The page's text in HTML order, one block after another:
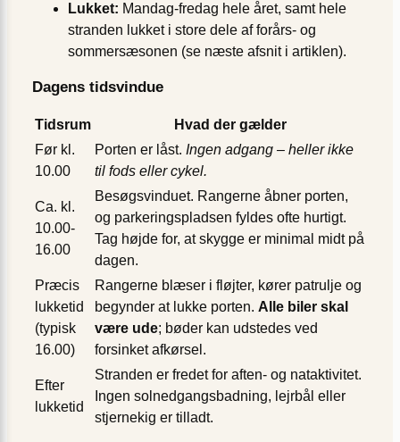
Lukket: Mandag-fredag hele året, samt hele
stranden lukket i store dele af forårs- og
sommersæsonen (se næste afsnit i artiklen).
Dagens tidsvindue
Tidsrum
Hvad der gælder
Før kl.
10.00
Porten er låst. Ingen adgang – heller ikke
til fods eller cykel.
Ca. kl.
10.00-
16.00
Besøgs­vinduet. Rangerne åbner porten,
og parkeringspladsen fyldes ofte hurtigt.
Tag højde for, at skygge er minimal midt på
dagen.
Præcis
lukketid
(typisk
16.00)
Rangerne blæser i fløjter, kører patrulje og
begynder at lukke porten. Alle biler skal
være ude; bøder kan udstedes ved
forsinket afkørsel.
Efter
lukketid
Stranden er fredet for aften- og nataktivitet.
Ingen solnedgangs­badning, lejrbål eller
stjernekig er tilladt.